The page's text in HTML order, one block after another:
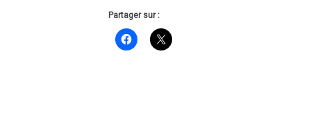
Partager sur :